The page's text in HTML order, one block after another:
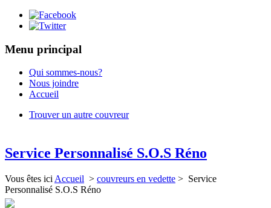
Menu principal
Qui sommes-nous?
Nous joindre
Accueil
Trouver un autre couvreur
Service Personnalisé S.O.S Réno
Vous êtes ici Accueil > couvreurs en vedette > Service
Personnalisé S.O.S Réno